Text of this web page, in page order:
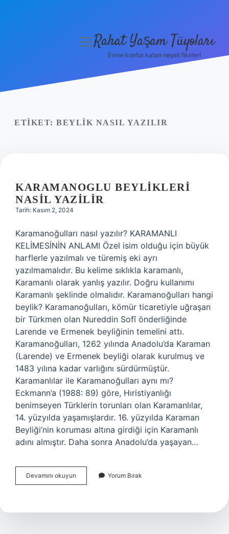
Yasal Uyarı
menüyü
Rahat Yaşam Tüyoları
Evine konfor katan neşeli fikirler!
ETIKET: BEYLIK NASIL YAZILIR
KARAMANOGLU BEYLIKLERI
NASIL YAZILIR
Tarih: Kasım 2, 2024
Karamanoğulları nasıl yazılır? KARAMANLI
KELİMESİNİN ANLAMI Özel isim olduğu için büyük
harflerle yazılmalı ve türemiş eki ayrı
yazılmamalıdır. Bu kelime sıklıkla karamanlı,
Karamanlı olarak yanlış yazılır. Doğru kullanımı
Karamanlı şeklinde olmalıdır. Karamanoğulları hangi
beylik? Karamanoğulları, kömür ticaretiyle uğraşan
bir Türkmen olan Nureddin Sofî önderliğinde
Larende ve Ermenek beyliğinin temelini attı.
Karamanoğulları, 1262 yılında Anadolu’da Karaman
(Larende) ve Ermenek beyliği olarak kurulmuş ve
1483 yılına kadar varlığını sürdürmüştür.
Karamanlılar ile Karamanoğulları aynı mı?
Eckmann’a (1988: 89) göre, Hıristiyanlığı
benimseyen Türklerin torunları olan Karamanlılar,
14. yüzyılda yaşamışlardır. 16. yüzyılda Karaman
Beyliği’nin koruması altına girdiği için Karamanlı
adını almıştır. Daha sonra Anadolu’da yaşayan…
Devamını okuyun Karamanoglu
Beylikleri
Yorum Bırak